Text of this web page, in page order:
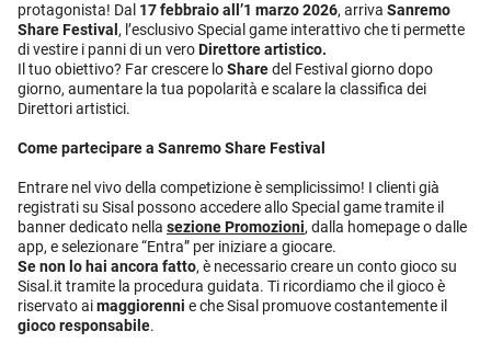
protagonista! Dal 17 febbraio all’1 marzo 2026, arriva Sanremo
Share Festival , l’esclusivo Special game interattivo che ti permette
di vestire i panni di un veroDirettore artistico.
Il tuo obiettivo? Far crescere loSharedel Festival giorno dopo
giorno, aumentare la tua popolarità e scalare la classifica dei
Direttori artistici.
Come partecipare a Sanremo Share Festival
Entrare nel vivo della competizione è semplicissimo! I clienti già
registrati su Sisal possono accedere allo Special game tramite il
banner dedicato nella sezione Promozioni, dalla homepage o dalle
app, e selezionare “Entra” per iniziare a giocare.
Se non lo hai ancora fatto, è necessario creare un conto gioco su
Sisal.it tramite la procedura guidata. Ti ricordiamo che il gioco è
riservato aimaggiorenni e che Sisal promuove costantemente il
gioco responsabile.